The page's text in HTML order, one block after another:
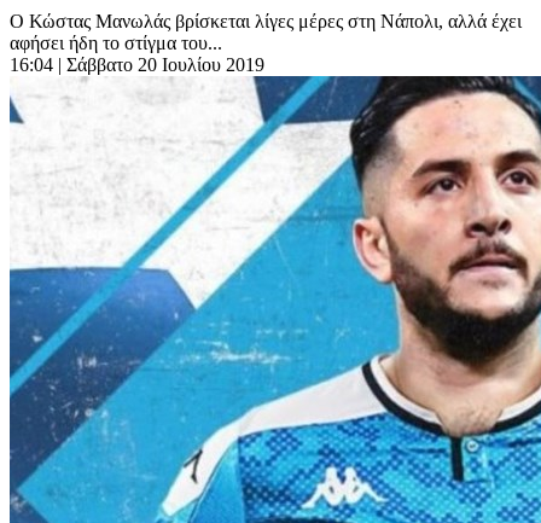
Ο Κώστας Μανωλάς βρίσκεται λίγες μέρες στη Νάπολι, αλλά έχει
αφήσει ήδη το στίγμα του...
16:04 | Σάββατο 20 Ιουλίου 2019